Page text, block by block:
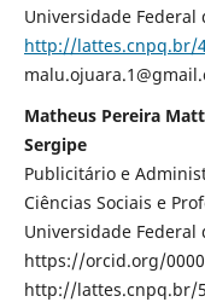
Universidade Federal
http://lattes.cnpq.br/
Matheus Pereira
Sergipe
Publicitário e
Ciências Sociais e
Universidade Federal
https://orcid.org/
http://lattes.cnpq.br/